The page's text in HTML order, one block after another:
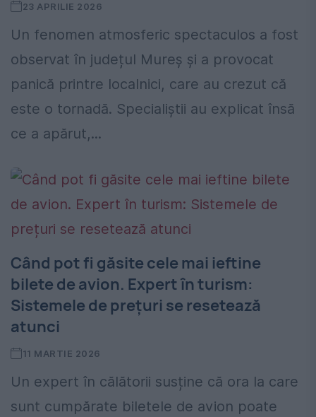
23 APRILIE 2026
Un fenomen atmosferic spectaculos a fost
observat în județul Mureș și a provocat
panică printre localnici, care au crezut că
este o tornadă. Specialiștii au explicat însă
ce a apărut,...
Când pot fi găsite cele mai ieftine
bilete de avion. Expert în turism:
Sistemele de prețuri se resetează
atunci
11 MARTIE 2026
Un expert în călătorii susține că ora la care
sunt cumpărate biletele de avion poate